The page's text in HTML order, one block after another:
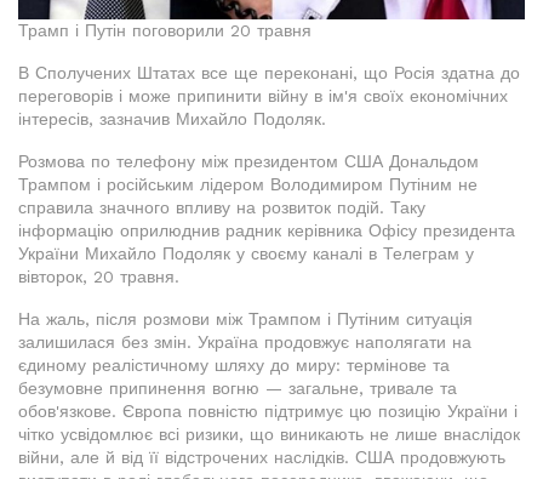
Трамп і Путін поговорили 20 травня
В Сполучених Штатах все ще переконані, що Росія здатна до
переговорів і може припинити війну в ім'я своїх економічних
інтересів, зазначив Михайло Подоляк.
Розмова по телефону між президентом США Дональдом
Трампом і російським лідером Володимиром Путіним не
справила значного впливу на розвиток подій. Таку
інформацію оприлюднив радник керівника Офісу президента
України Михайло Подоляк у своєму каналі в Телеграм у
вівторок, 20 травня.
На жаль, після розмови між Трампом і Путіним ситуація
залишилася без змін. Україна продовжує наполягати на
єдиному реалістичному шляху до миру: термінове та
безумовне припинення вогню — загальне, тривале та
обов'язкове. Європа повністю підтримує цю позицію України і
чітко усвідомлює всі ризики, що виникають не лише внаслідок
війни, але й від її відстрочених наслідків. США продовжують